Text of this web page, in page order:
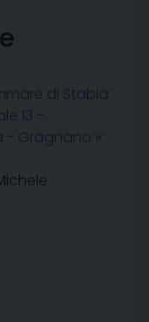
di Stabia
13 -
- Gragnano »